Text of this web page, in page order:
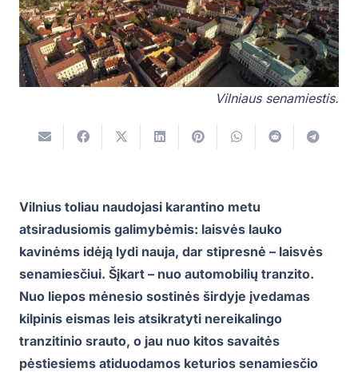
Vilniaus senamiestis.
Vilnius toliau naudojasi karantino metu
atsiradusiomis galimybėmis: laisvės lauko
kavinėms idėją lydi nauja, dar stipresnė – laisvės
senamiesčiui. Šįkart – nuo automobilių tranzito.
Nuo liepos mėnesio sostinės širdyje įvedamas
kilpinis eismas leis atsikratyti nereikalingo
tranzitinio srauto, o jau nuo kitos savaitės
pėstiesiems atiduodamos keturios senamiesčio